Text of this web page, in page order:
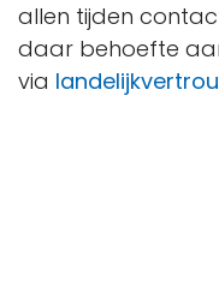
allen tijden
daar behoefte
via